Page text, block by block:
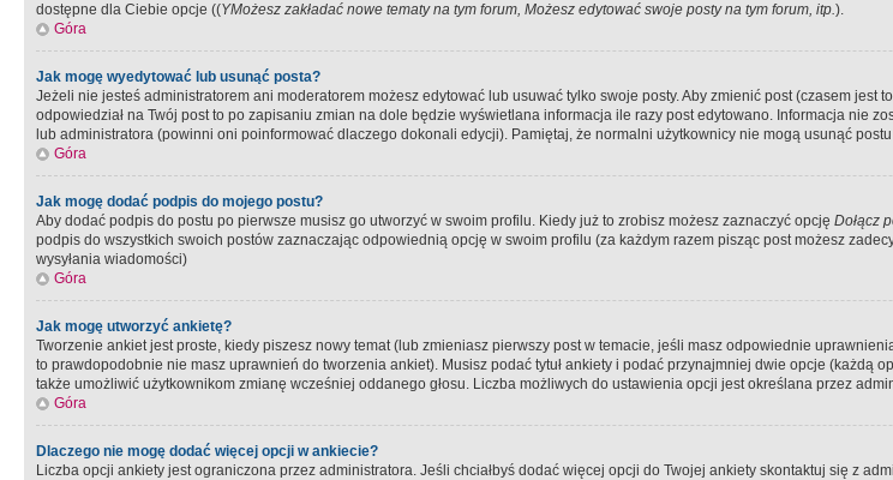
dostępne dla Ciebie opcje ((YMożesz zakładać nowe tematy na tym forum, Możesz edytować swoje posty na tym forum, itp.).
Góra
Jak mogę wyedytować lub usunąć posta?
Jeżeli nie jesteś administratorem ani moderatorem możesz edytować lub usuwać tylko swoje posty. Aby zmienić post (czasem jest
odpowiedział na Twój post to po zapisaniu zmian na dole będzie wyświetlana informacja ile razy post edytowano. Informacja nie
lub administratora (powinni oni poinformować dlaczego dokonali edycji). Pamiętaj, że normalni użytkownicy nie mogą usunąć
Góra
Jak mogę dodać podpis do mojego postu?
Aby dodać podpis do postu po pierwsze musisz go utworzyć w swoim profilu. Kiedy już to zrobisz możesz zaznaczyć opcję Dołącz
podpis do wszystkich swoich postów zaznaczając odpowiednią opcję w swoim profilu (za każdym razem pisząc post możesz
wysyłania wiadomości)
Góra
Jak mogę utworzyć ankietę?
Tworzenie ankiet jest proste, kiedy piszesz nowy temat (lub zmieniasz pierwszy post w temacie, jeśli masz odpowiednie
to prawdopodobnie nie masz uprawnień do tworzenia ankiet). Musisz podać tytuł ankiety i podać przynajmniej dwie opcje
także umożliwić użytkownikom zmianę wcześniej oddanego głosu. Liczba możliwych do ustawienia opcji jest określana przez
Góra
Dlaczego nie mogę dodać więcej opcji w ankiecie?
Liczba opcji ankiety jest ograniczona przez administratora. Jeśli chciałbyś dodać więcej opcji do Twojej ankiety skontaktuj się z